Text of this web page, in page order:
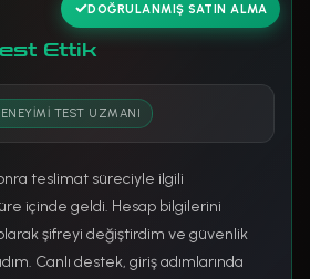
Ettik
DOĞRULANMIŞ SATIN ALMA
TEST UZMANI
teslimat süreciyle ilgili
içinde geldi. Hesap bilgilerini
şifreyi değiştirdim ve güvenlik
Canlı destek, giriş adımlarında